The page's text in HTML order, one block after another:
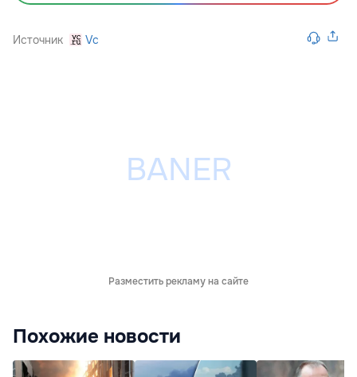
Источник Vc
Разместить рекламу на сайте
Похожие новости